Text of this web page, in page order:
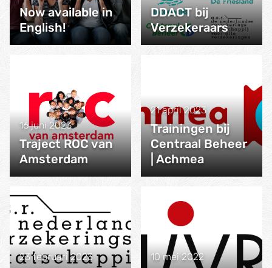
Now available in
English!
DDACT bij
Verzekeraars
16 juni 2023
Traject ROC van
Amsterdam
21 april 2023
Trainingen bij
Centraal Beheer
| Achmea
23 februari 2023 10 mei 2022